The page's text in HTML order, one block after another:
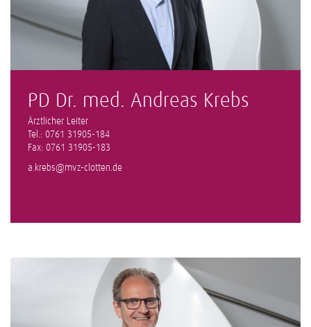
PD Dr. med. Andreas Krebs
Ärztlicher Leiter
Tel.: 0761 31905-184
Fax: 0761 31905-183
a.krebs@mvz-clotten.de